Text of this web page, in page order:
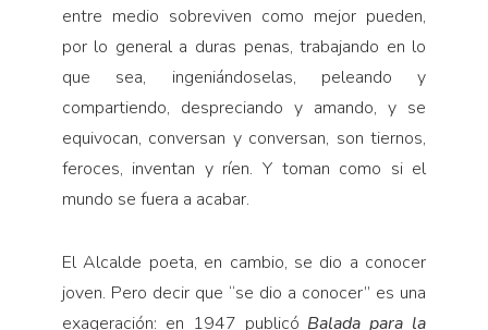
entre medio sobreviven como mejor pueden,
por lo general a duras penas, trabajando en lo
que sea, ingeniándoselas, peleando y
compartiendo, despreciando y amando, y se
equivocan, conversan y conversan, son tiernos,
feroces, inventan y ríen. Y toman como si el
mundo se fuera a acabar.
El Alcalde poeta, en cambio, se dio a conocer
joven. Pero decir que “se dio a conocer” es una
exageración: en 1947 publicó Balada para la